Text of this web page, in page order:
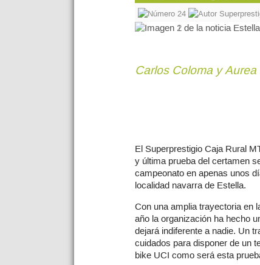
24
Carlos Coloma y
El Superprestigio Caja Rural
y última prueba del certamen
campeonato en apenas unos
localidad navarra de Estella.
Con una amplia trayectoria en
año la organización ha hecho
dejará indiferente a nadie. Un
cuidados para disponer de un
bike UCI como será esta